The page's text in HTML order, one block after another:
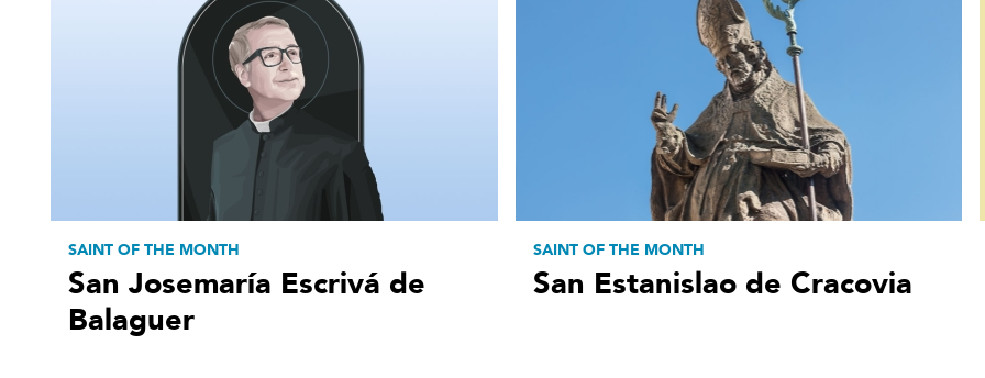
SAINT OF THE MONTH
San Josemaría Escrivá de
Balaguer
SAINT OF THE MONTH
San Estanislao de Cracovia